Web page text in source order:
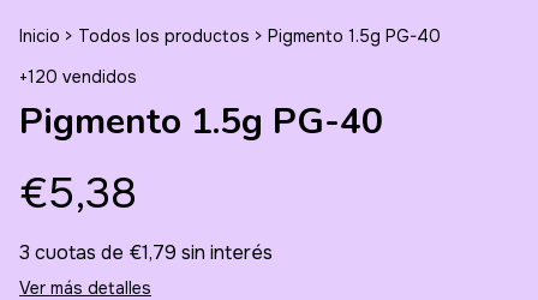
Inicio > Todos los productos > Pigmento 1.5g PG-40
+120 vendidos
Pigmento 1.5g PG-40
€5,38
3 cuotas de €1,79 sin interés
Ver más detalles